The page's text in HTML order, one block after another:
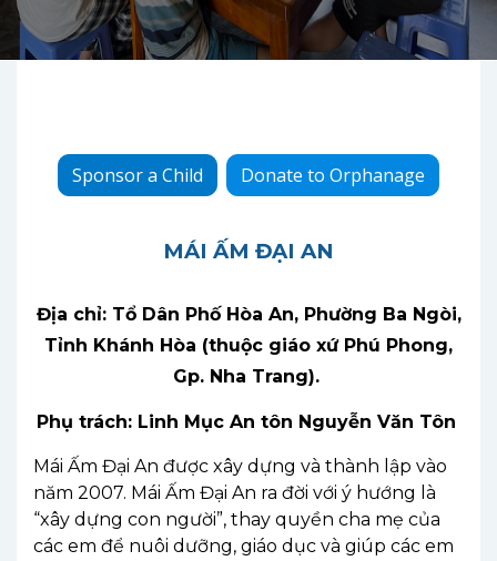
Sponsor a Child Donate to Orphanage
MÁI ẤM ĐẠI AN
Địa chỉ: Tổ Dân PhốHòa An, Phường Ba Ngòi,
Tỉnh Khánh Hòa (thuộc giáo xứ Phú Phong,
Gp. Nha Trang).
Phụ trách: Linh Mục An tôn Nguyễn Văn Tôn
Mái Ấm Đại An được xây dựng và thành lập vào
năm 2007. Mái Ấm Đại An ra đời với ý hướng là
“xây dựng con người”, thay quyền cha mẹ của
các em để nuôi dưỡng, giáo dục và giúp các em